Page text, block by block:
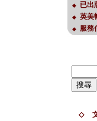
◆ 已出
◆ 英美
◆ 服務
◇